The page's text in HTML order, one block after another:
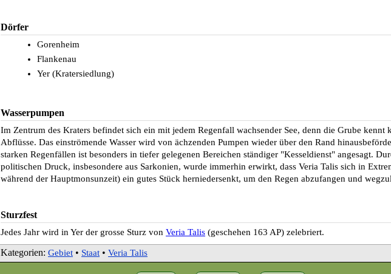
Dörfer
Gorenheim
Flankenau
Yer (Kratersiedlung)
Wasserpumpen
Im Zentrum des Kraters befindet sich ein mit jedem Regenfall wachsender See, denn die Grube kennt
Abflüsse. Das einströmende Wasser wird von ächzenden Pumpen wieder über den Rand
starken Regenfällen ist besonders in tiefer gelegenen Bereichen ständiger "Kesseldienst" angesagt.
politischen Druck, insbesondere aus Sarkonien, wurde immerhin erwirkt, dass Veria Talis sich in
während der Hauptmonsunzeit) ein gutes Stück herniedersenkt, um den Regen abzufangen und
Sturzfest
Jedes Jahr wird in Yer der grosse Sturz von Veria Talis (geschehen 163 AP) zelebriert.
Kategorien: Gebiet • Staat • Veria Talis